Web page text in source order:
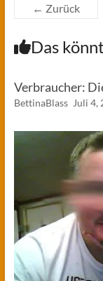
← Zurück
Das
Verbraucher:
BettinaBlass Juli 4,